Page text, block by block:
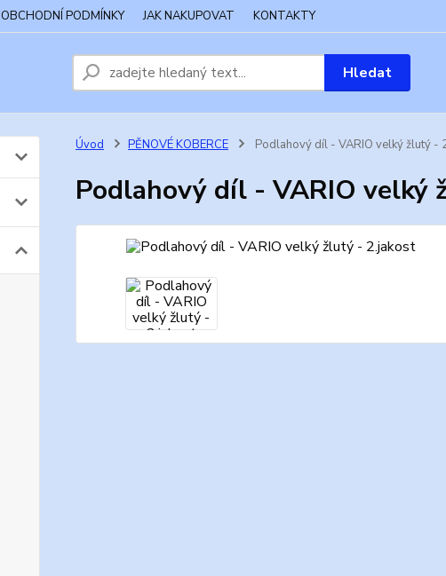
OBCHODNÍ PODMÍNKY JAK NAKUPOVAT KONTAKTY
Hledat
Úvod PĚNOVÉ KOBERCE Podlahový díl - VARIO velký žlutý -
Podlahový díl - VARIO velký